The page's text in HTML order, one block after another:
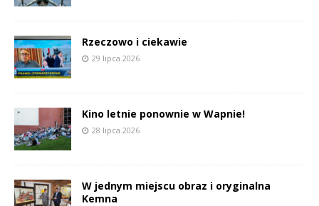
Rzeczowo i ciekawie
29 lipca 2026
Kino letnie ponownie w Wapnie!
28 lipca 2026
W jednym miejscu obraz i oryginalna
Kemna